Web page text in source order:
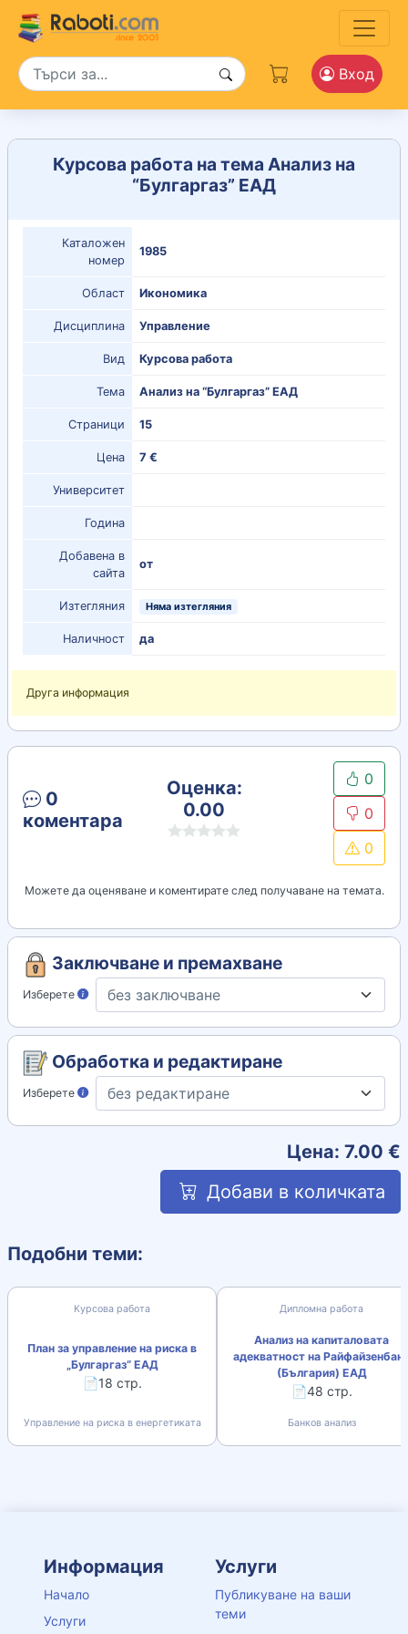
Вход
Курсова работа на тема Анализ на
“Булгаргаз” ЕАД
Каталожен
номер
1985
Област Икономика
Дисциплина Управление
Вид Курсова работа
Тема Анализ на “Булгаргаз” ЕАД
Страници 15
Цена 7 €
Университет
Година
Добавена в
сайта
от
Изтегляния Няма изтегляния
Наличност да
Друга информация
0
коментара
Оценка:
0.00
0
0
0
Можете да оценяване и коментирате след получаване на темата.
Заключване и премахване
Изберете
Обработка и редактиране
Изберете
Цена: 7.00 €
Добави в количката
Подобни теми:
Курсова работа
План за управление на риска в
„Булгаргаз“ ЕАД
📄18 стр.
Управление на риска в енергетиката
Дипломна работа
Анализ на капиталовата
адекватност на
(България) ЕАД
📄48 стр.
Банков анализ
Информация
Начало
Услуги
Услуги
Публикуване на ваши
теми